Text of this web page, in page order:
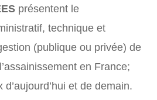
présentent le
technique et
(publique ou privée) de
en France;
et de demain.